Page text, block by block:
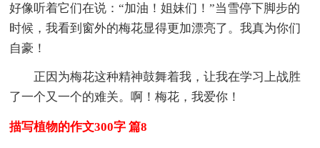
好像听着它们在说：“加油！姐妹们！”当雪停下脚步的
时候，我看到窗外的梅花显得更加漂亮了。我真为你们
自豪！
正因为梅花这种精神鼓舞着我，让我在学习上战胜
了一个又一个的难关。啊！梅花，我爱你！
描写植物的作文300字 篇8